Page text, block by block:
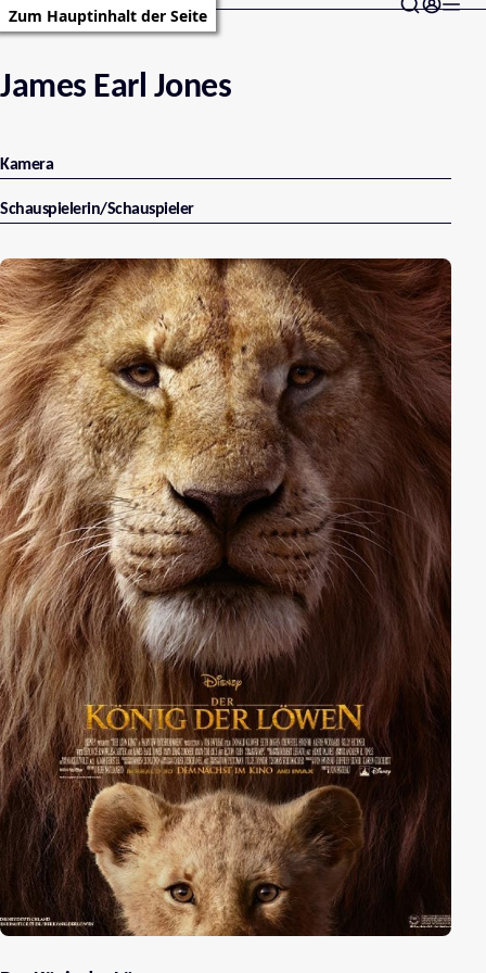
Zum Hauptinhalt der Seite
James Earl Jones
Kamera
Schauspielerin/Schauspieler